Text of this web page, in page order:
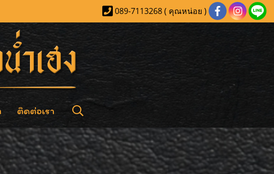
089-7113268 ( คุณหน่อย )
ติดต่อเรา